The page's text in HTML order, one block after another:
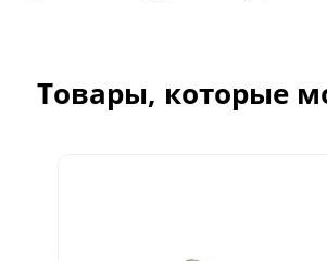
Товары, которые